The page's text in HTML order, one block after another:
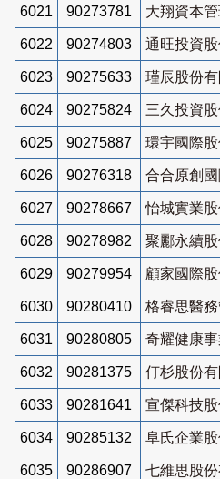
6021 90273781 大翔資本
6022 90274803 通旺投資
6023 90275633 瑾辰股份有
6024 90275824 三久投資
6025 90275887 環宇國際
6026 90276318 合合原創
6027 90278667 怡城實業
6028 90278982 聚酈永續
6029 90279954 顧家國際
6030 90280410 格睿思醫
6031 90280805 奇耀健康
6032 90281375 仃杉股份有
6033 90281641 宣傑科技
6034 90285132 阜氏企業
6035 90286907 七維思股份